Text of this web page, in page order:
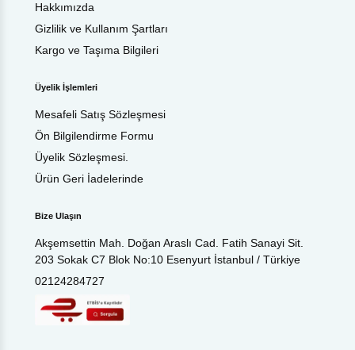
Hakkımızda
Gizlilik ve Kullanım Şartları
Kargo ve Taşıma Bilgileri
Üyelik İşlemleri
Mesafeli Satış Sözleşmesi
Ön Bilgilendirme Formu
Üyelik Sözleşmesi.
Ürün Geri İadelerinde
Bize Ulaşın
Akşemsettin Mah. Doğan Araslı Cad. Fatih Sanayi Sit.
203 Sokak C7 Blok No:10 Esenyurt İstanbul / Türkiye
02124284727